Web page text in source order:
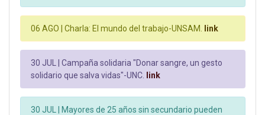
06 AGO | Charla: El mundo del trabajo-UNSAM. link
30 JUL | Campaña solidaria "Donar sangre, un gesto
solidario que salva vidas"-UNC. link
30 JUL | Mayores de 25 años sin secundario pueden